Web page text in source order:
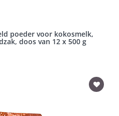
poeder voor kokosmelk,
doos van 12 x 500 g